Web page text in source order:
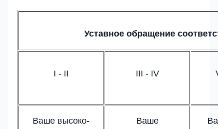
Уставное обращение
I - II III - IV
Ваше высоко- Ваше